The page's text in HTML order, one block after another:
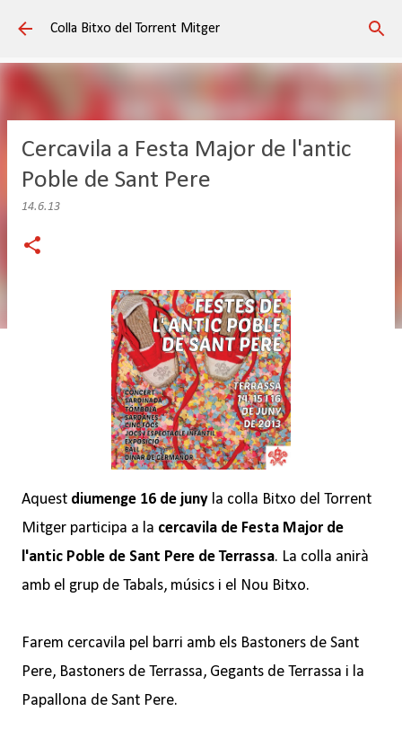
Salta al contingut principal
Colla Bitxo del Torrent Mitger
Cercavila a Festa Major de l'antic
Poble de Sant Pere
14.6.13
Aquest diumenge 16 de juny la colla Bitxo del Torrent
Mitger participa a la cercavila de Festa Major de
l'antic Poble de Sant Pere de Terrassa. La colla anirà
amb el grup de Tabals, músics i el Nou Bitxo.
Farem cercavila pel barri amb els Bastoners de Sant
Pere, Bastoners de Terrassa, Gegants de Terrassa i la
Papallona de Sant Pere.